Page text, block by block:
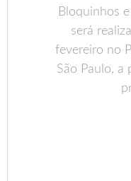
Bloquinhos
será
fevereiro no
São Paulo, a